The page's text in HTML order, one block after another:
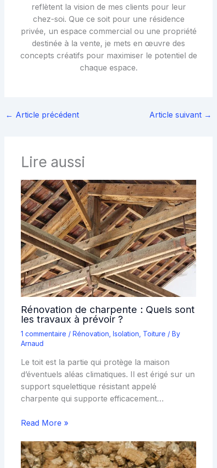
reflètent la vision de mes clients pour leur
chez-soi. Que ce soit pour une résidence
privée, un espace commercial ou une propriété
destinée à la vente, je mets en œuvre des
concepts créatifs pour maximiser le potentiel de
chaque espace.
← Article précédent Article suivant →
Lire aussi
Rénovation de charpente : Quels sont
les travaux à prévoir ?
1 commentaire / Rénovation Isolation Toiture / By
Arnaud
Le toit est la partie qui protège la maison
d’éventuels aléas climatiques. Il est érigé sur un
support squelettique résistant appelé
charpente qui supporte efficacement…
Read More »